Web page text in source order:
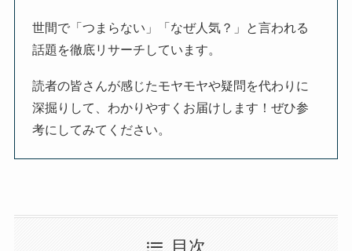
世間で「つまらない」「なぜ人気？」と言われる
話題を徹底リサーチしています。
読者の皆さんが感じたモヤモヤや疑問を代わりに
深掘りして、わかりやすくお届けします！ぜひ参
考にしてみてください。